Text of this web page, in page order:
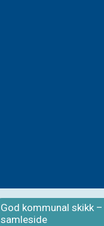
God kommunal skikk –
samleside